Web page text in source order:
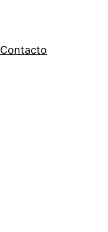
Contacto